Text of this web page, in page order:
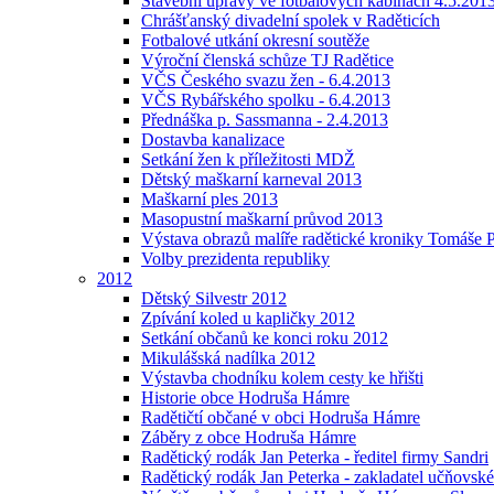
Chrášťanský divadelní spolek v Raděticích
Fotbalové utkání okresní soutěže
Výroční členská schůze TJ Radětice
VČS Českého svazu žen - 6.4.2013
VČS Rybářského spolku - 6.4.2013
Přednáška p. Sassmanna - 2.4.2013
Dostavba kanalizace
Setkání žen k příležitosti MDŽ
Dětský maškarní karneval 2013
Maškarní ples 2013
Masopustní maškarní průvod 2013
Výstava obrazů malíře radětické kroniky Tomáše
Volby prezidenta republiky
2012
Dětský Silvestr 2012
Zpívání koled u kapličky 2012
Setkání občanů ke konci roku 2012
Mikulášská nadílka 2012
Výstavba chodníku kolem cesty ke hřišti
Historie obce Hodruša Hámre
Radětičtí občané v obci Hodruša Hámre
Záběry z obce Hodruša Hámre
Radětický rodák Jan Peterka - ředitel firmy Sandri
Radětický rodák Jan Peterka - zakladatel učňovské